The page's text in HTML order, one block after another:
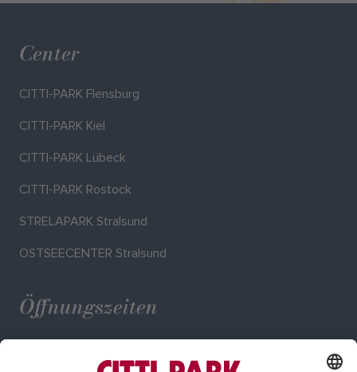
Center
CITTI-PARK Flensburg
CITTI-PARK Kiel
CITTI-PARK Lübeck
CITTI-PARK Rostock
STRELAPARK Stralsund
OSTSEECENTER Stralsund
Öffnungszeiten